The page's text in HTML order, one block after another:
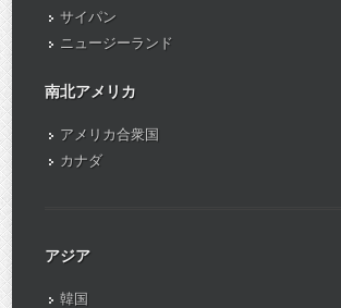
サイパン
ニュージーランド
南北アメリカ
アメリカ合衆国
カナダ
アジア
韓国